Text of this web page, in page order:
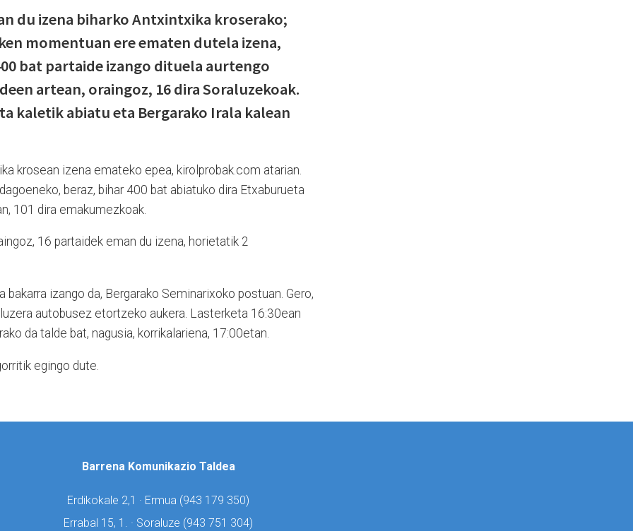
du izena biharko Antxintxika kroserako;
momentuan ere ematen dutela izena,
bat partaide izango dituela aurtengo
artean, oraingoz, 16 dira Soraluzekoak.
kaletik abiatu eta Bergarako Irala kalean
krosean izena emateko epea, kirolprobak.com atarian.
beraz, bihar 400 bat abiatuko dira Etxaburueta
101 dira emakumezkoak.
16 partaidek eman du izena, horietatik 2
izango da, Bergarako Seminarixoko postuan. Gero,
autobusez etortzeko aukera. Lasterketa 16:30ean
da talde bat, nagusia, korrikalariena, 17:00etan.
egingo dute.
Barrena Komunikazio Taldea
Erdikokale 2,1 · Ermua (943 179 350)
Errabal 15, 1. · Soraluze (943 751 304)